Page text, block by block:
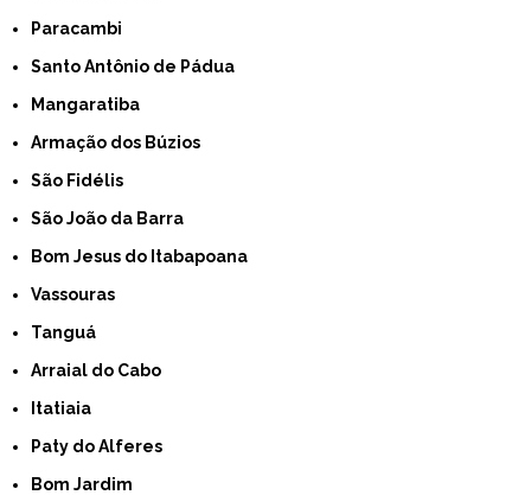
Paracambi
Santo Antônio de Pádua
Mangaratiba
Armação dos Búzios
São Fidélis
São João da Barra
Bom Jesus do Itabapoana
Vassouras
Tanguá
Arraial do Cabo
Itatiaia
Paty do Alferes
Bom Jardim